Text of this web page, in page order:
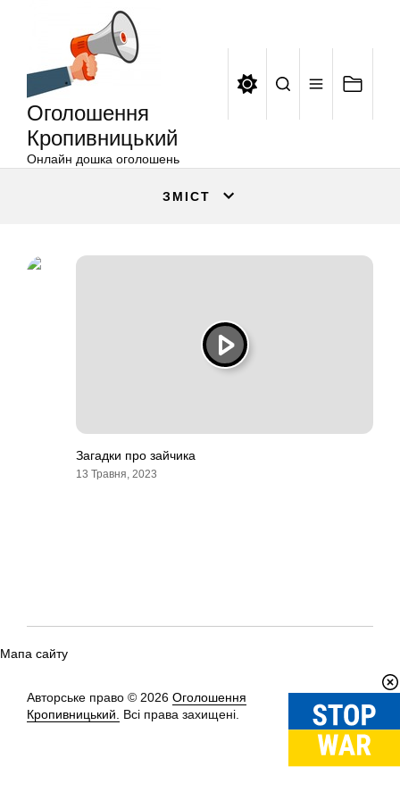
Оголошення
Кропивницький
Онлайн дошка оголошень
ЗМІСТ
Загадки про зайчика
13 Травня, 2023
Мапа сайту
Авторське право © 2026 Оголошення
Кропивницький.
Всі права захищені.
Вгору↑